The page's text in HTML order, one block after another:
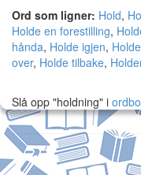
Ord som ligner: Hold,
Holde en forestilling,
hånda, Holde igjen,
over, Holde tilbake,
Slå opp "holdning" i